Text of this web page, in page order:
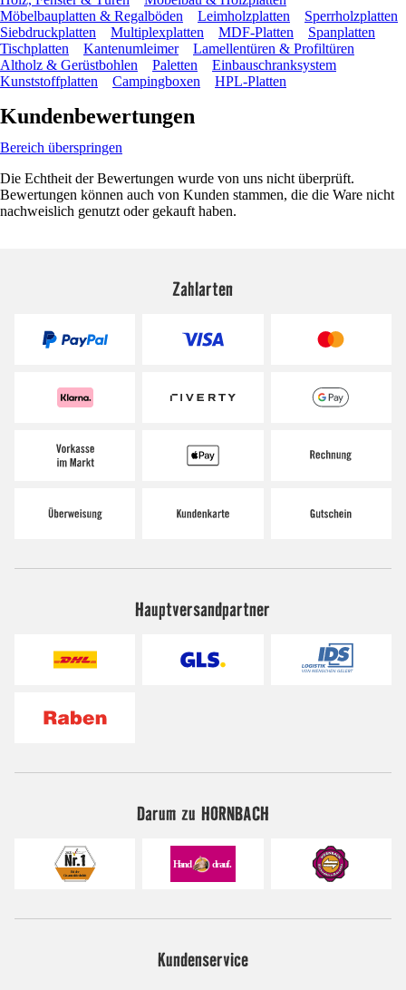
Möbelbauplatten & Regalböden
Leimholzplatten
Sperrholzplatten
Siebdruckplatten
Multiplexplatten MDF-Platten
Spanplatten
Tischplatten
Kantenumleimer
Lamellentüren & Profiltüren
Altholz & Gerüstbohlen
Paletten
Einbauschranksystem
Kunststoffplatten
Campingboxen HPL-Platten
Kundenbewertungen
Bereich überspringen
Die Echtheit der Bewertungen wurde von uns nicht überprüft.
Bewertungen können auch von Kunden stammen, die die Ware nicht
nachweislich genutzt oder gekauft haben.
Zahlarten
Hauptversandpartner
Darum zu HORNBACH
Kundenservice